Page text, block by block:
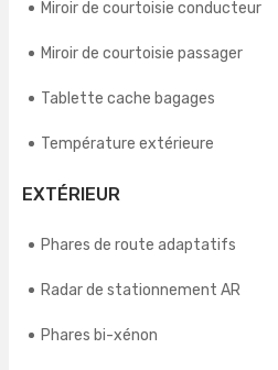
Miroir de courtoisie conducteur
Miroir de courtoisie passager
Tablette cache bagages
Température extérieure
EXTÉRIEUR
Phares de route adaptatifs
Radar de stationnement AR
Phares bi-xénon